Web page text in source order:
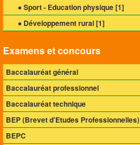
● Sport - Education physique [1]
● Développement rural [1]
Examens et concours
Baccalauréat général
Baccalauréat professionnel
Baccalauréat technique
BEP (Brevet d'Etudes Professionnelles)
BEPC